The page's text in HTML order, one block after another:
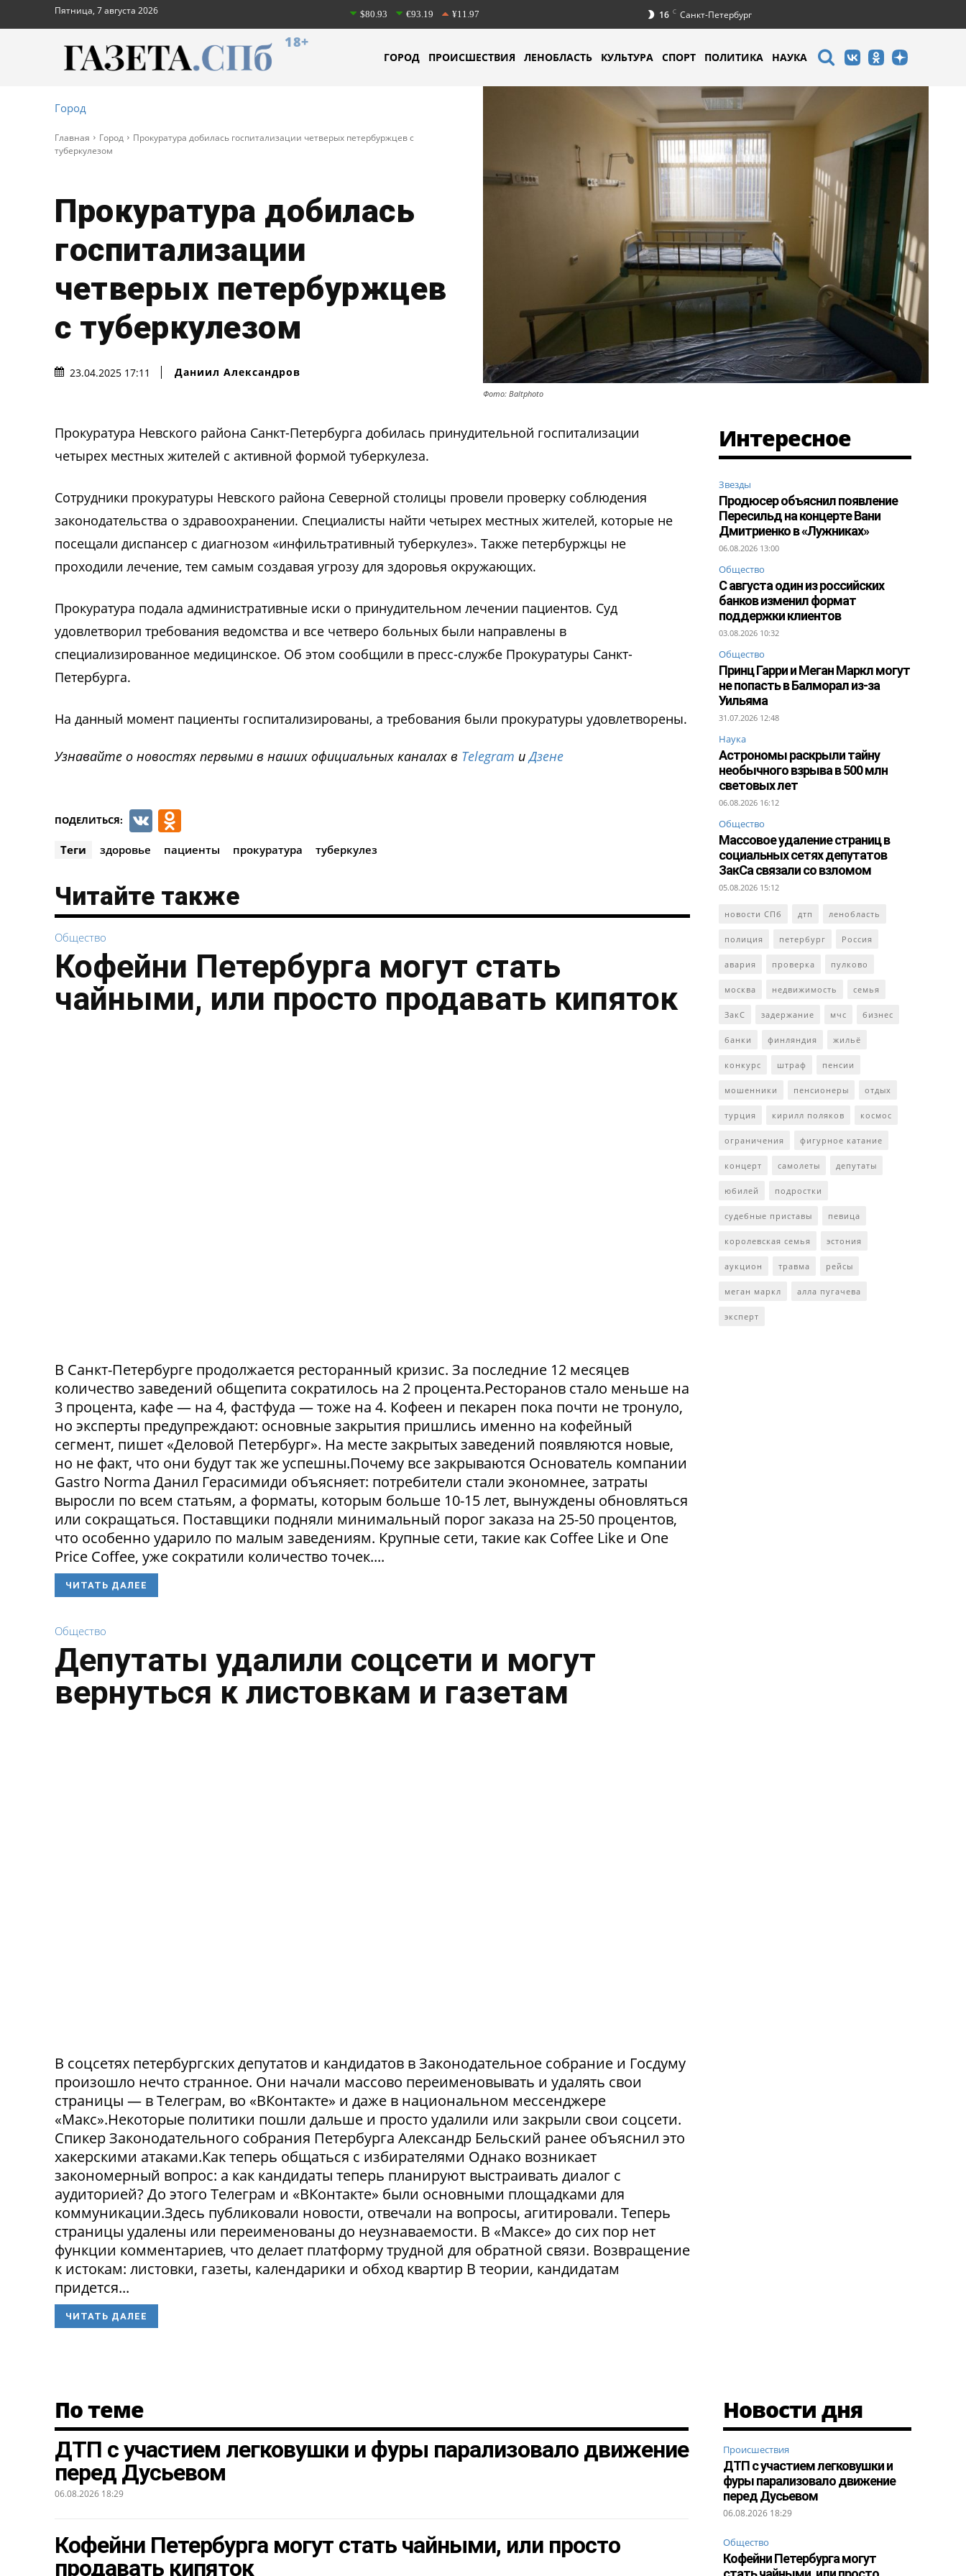
Пятница, 7 августа 2026 $80.93 €93.19 ¥11.97 16 C Санкт-Петербург
18+
ГОРОД ПРОИСШЕСТВИЯ ЛЕНОБЛАСТЬ КУЛЬТУРА СПОРТ ПОЛИТИКА НАУКА
Город
Главная Город
Прокуратура добилась госпитализации четверых петербуржцев с
туберкулезом
Прокуратура добилась
госпитализации
четверых петербуржцев
с туберкулезом
23.04.2025 17:11 Даниил Александров
Фото: Baltphoto
Прокуратура Невского района Санкт-Петербурга добилась принудительной госпитализации
четырех местных жителей с активной формой туберкулеза.
Сотрудники прокуратуры Невского района Северной столицы провели проверку соблюдения
законодательства о здравоохранении. Специалисты найти четырех местных жителей, которые не
посещали диспансер с диагнозом «инфильтративный туберкулез». Также петербуржцы не
проходили лечение, тем самым создавая угрозу для здоровья окружающих.
Прокуратура подала административные иски о принудительном лечении пациентов. Суд
удовлетворил требования ведомства и все четверо больных были направлены в
специализированное медицинское. Об этом сообщили в пресс-службе Прокуратуры Санкт-
Петербурга.
На данный момент пациенты госпитализированы, а требования были прокуратуры удовлетворены.
Узнавайте о новостях первыми в наших официальных каналах в Telegram иДзене
ПОДЕЛИТЬСЯ: VK
Теги здоровье пациенты прокуратура туберкулез
Читайте также
Общество
Кофейни Петербурга могут стать
чайными, или просто продавать кипяток
В Санкт-Петербурге продолжается ресторанный кризис. За последние 12 месяцев
количество заведений общепита сократилось на 2 процента.Ресторанов стало меньше на
3 процента, кафе — на 4, фастфуда — тоже на 4. Кофеен и пекарен пока почти не тронуло,
но эксперты предупреждают: основные закрытия пришлись именно на кофейный
сегмент, пишет «Деловой Петербург». На месте закрытых заведений появляются новые,
но не факт, что они будут так же успешны.Почему все закрываются Основатель компании
Gastro Norma Данил Герасимиди объясняет: потребители стали экономнее, затраты
выросли по всем статьям, а форматы, которым больше 10-15 лет, вынуждены обновляться
или сокращаться. Поставщики подняли минимальный порог заказа на 25-50 процентов,
что особенно ударило по малым заведениям. Крупные сети, такие как Coffee Like и One
Price Coffee, уже сократили количество точек....
ЧИТАТЬ ДАЛЕЕ
Общество
Депутаты удалили соцсети и могут
вернуться к листовкам и газетам
В соцсетях петербургских депутатов и кандидатов в Законодательное собрание и Госдуму
произошло нечто странное. Они начали массово переименовывать и удалять свои
страницы — в Телеграм, во «ВКонтакте» и даже в национальном мессенджере
«Макс».Некоторые политики пошли дальше и просто удалили или закрыли свои соцсети.
Спикер Законодательного собрания Петербурга Александр Бельский ранее объяснил это
хакерскими атаками.Как теперь общаться с избирателями Однако возникает
закономерный вопрос: а как кандидаты теперь планируют выстраивать диалог с
аудиторией? До этого Телеграм и «ВКонтакте» были основными площадками для
коммуникации.Здесь публиковали новости, отвечали на вопросы, агитировали. Теперь
страницы удалены или переименованы до неузнаваемости. В «Максе» до сих пор нет
функции комментариев, что делает платформу трудной для обратной связи. Возвращение
к истокам: листовки, газеты, календарики и обход квартир В теории, кандидатам
придется...
ЧИТАТЬ ДАЛЕЕ
Интересное
Звезды
Продюсер объяснил появление
Пересильд на концерте Вани
Дмитриенко в «Лужниках»
06.08.2026 13:00
Общество
С августа один из российских
банков изменил формат
поддержки клиентов
03.08.2026 10:32
Общество
Принц Гарри и Меган Маркл могут
не попасть в Балморал из-за
Уильяма
31.07.2026 12:48
Наука
Астрономы раскрыли тайну
необычного взрыва в 500 млн
световых лет
06.08.2026 16:12
Общество
Массовое удаление страниц в
социальных сетях депутатов
ЗакСа связали со взломом
05.08.2026 15:12
новости СПб дтп ленобласть
полиция петербург Россия
авария проверка пулково
москва недвижимость семья
ЗакС задержание мчс бизнес
банки финляндия жильё
конкурс штраф пенсии
мошенники пенсионеры отдых
турция кирилл поляков космос
ограничения фигурное катание
концерт самолеты депутаты
юбилей подростки
судебные приставы певица
королевская семья эстония
аукцион травма рейсы
меган маркл алла пугачева
эксперт
Новости дня
Происшествия
ДТП с участием легковушки и
фуры парализовало движение
перед Дусьевом
06.08.2026 18:29
Общество
Кофейни Петербурга могут
По теме
ДТП с участием легковушки и фуры парализовало движение
перед Дусьевом
06.08.2026 18:29
Кофейни Петербурга могут стать чайными, или просто
продавать кипяток